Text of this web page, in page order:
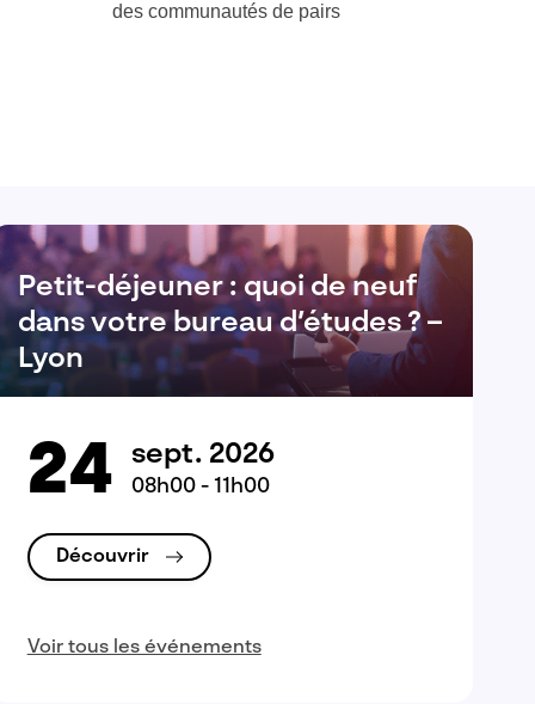
des communautés de pairs​
Petit-déjeuner : quoi de neuf
dans votre bureau d’études ? –
Lyon
24 sept. 2026
08h00 - 11h00
Découvrir
Voir tous les événements